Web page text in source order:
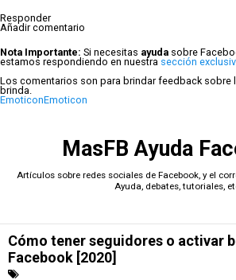
Responder
Añadir comentario
Nota Importante: Si necesitas ayuda sobre
estamos respondiendo en nuestra sección
Los comentarios son para brindar feedback sobre
brinda.
EmoticonEmoticon